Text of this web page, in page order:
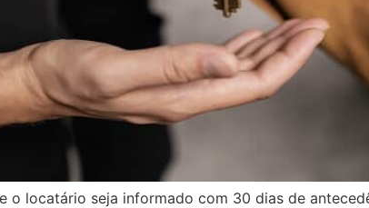
o locatário seja informado com 30 dias de